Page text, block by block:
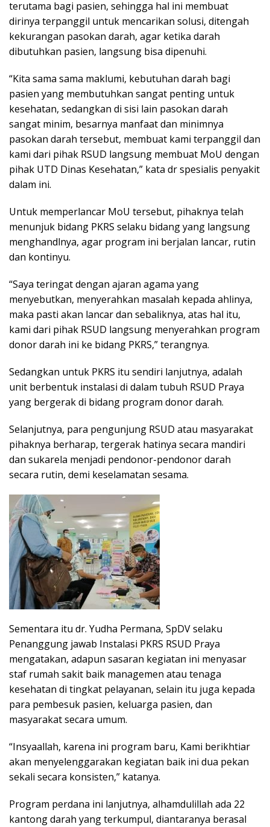
terutama bagi pasien, sehingga hal ini membuat
dirinya terpanggil untuk mencarikan solusi, ditengah
kekurangan pasokan darah, agar ketika darah
dibutuhkan pasien, langsung bisa dipenuhi.
“Kita sama sama maklumi, kebutuhan darah bagi
pasien yang membutuhkan sangat penting untuk
kesehatan, sedangkan di sisi lain pasokan darah
sangat minim, besarnya manfaat dan minimnya
pasokan darah tersebut, membuat kami terpanggil dan
kami dari pihak RSUD langsung membuat MoU dengan
pihak UTD Dinas Kesehatan,” kata dr spesialis penyakit
dalam ini.
Untuk memperlancar MoU tersebut, pihaknya telah
menunjuk bidang PKRS selaku bidang yang langsung
menghandlnya, agar program ini berjalan lancar, rutin
dan kontinyu.
“Saya teringat dengan ajaran agama yang
menyebutkan, menyerahkan masalah kepada ahlinya,
maka pasti akan lancar dan sebaliknya, atas hal itu,
kami dari pihak RSUD langsung menyerahkan program
donor darah ini ke bidang PKRS,” terangnya.
Sedangkan untuk PKRS itu sendiri lanjutnya, adalah
unit berbentuk instalasi di dalam tubuh RSUD Praya
yang bergerak di bidang program donor darah.
Selanjutnya, para pengunjung RSUD atau masyarakat
pihaknya berharap, tergerak hatinya secara mandiri
dan sukarela menjadi pendonor-pendonor darah
secara rutin, demi keselamatan sesama.
Sementara itu dr. Yudha Permana, SpDV selaku
Penanggung jawab Instalasi PKRS RSUD Praya
mengatakan, adapun sasaran kegiatan ini menyasar
staf rumah sakit baik managemen atau tenaga
kesehatan di tingkat pelayanan, selain itu juga kepada
para pembesuk pasien, keluarga pasien, dan
masyarakat secara umum.
“Insyaallah, karena ini program baru, Kami berikhtiar
akan menyelenggarakan kegiatan baik ini dua pekan
sekali secara konsisten,” katanya.
Program perdana ini lanjutnya, alhamdulillah ada 22
kantong darah yang terkumpul, diantaranya berasal